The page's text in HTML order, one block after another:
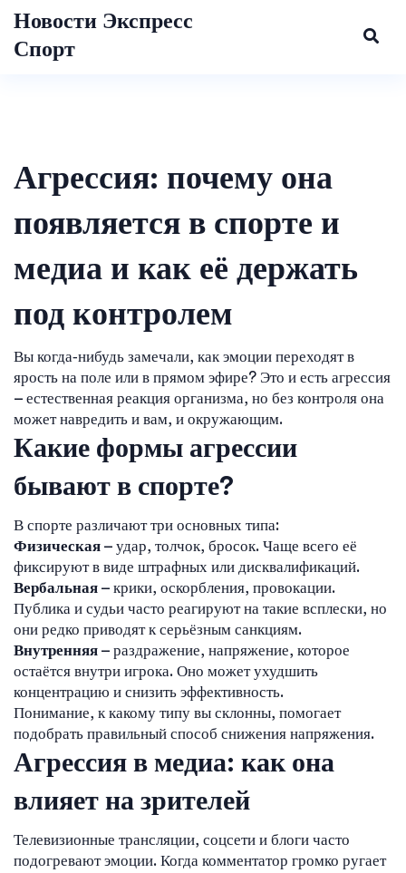
Новости Экспресс
Спорт
Агрессия: почему она
появляется в спорте и
медиа и как её держать
под контролем
Вы когда‑нибудь замечали, как эмоции переходят в
ярость на поле или в прямом эфире? Это и есть агрессия
– естественная реакция организма, но без контроля она
может навредить и вам, и окружающим.
Какие формы агрессии
бывают в спорте?
В спорте различают три основных типа:
Физическая – удар, толчок, бросок. Чаще всего её
фиксируют в виде штрафных или дисквалификаций.
Вербальная – крики, оскорбления, провокации.
Публика и судьи часто реагируют на такие всплески, но
они редко приводят к серьёзным санкциям.
Внутренняя – раздражение, напряжение, которое
остаётся внутри игрока. Оно может ухудшить
концентрацию и снизить эффективность.
Понимание, к какому типу вы склонны, помогает
подобрать правильный способ снижения напряжения.
Агрессия в медиа: как она
влияет на зрителей
Телевизионные трансляции, соцсети и блоги часто
подогревают эмоции. Когда комментатор громко ругает